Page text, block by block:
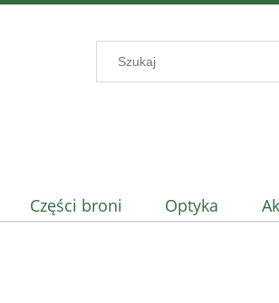
Części broni Optyka